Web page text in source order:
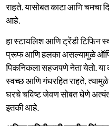
राहते. यासोबत काटा आणि चमचा
आहे.
हा स्टायलिश आणि ट्रेंडी टिफिन
प्रूफ आणि हलका असल्यामुळे
पिकनिकला सहजपणे नेता येतो. या
स्वच्छ आणि गंधरहित राहते, त्यामुळे
घरचे चविष्ट जेवण सोबत घेणे
इतकी आहे.